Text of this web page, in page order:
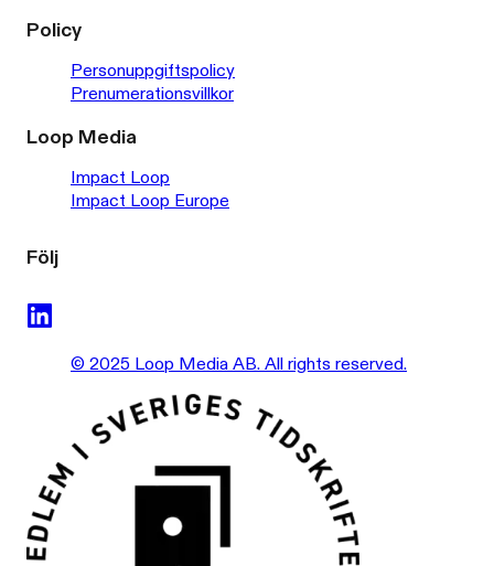
Policy
Personuppgiftspolicy
Prenumerationsvillkor
Loop Media
Impact Loop
Impact Loop Europe
Följ
© 2025 Loop Media AB. All rights reserved.